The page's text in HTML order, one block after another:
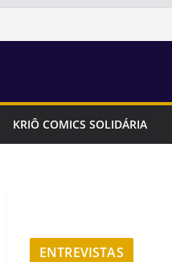
KRIÔ COMICS SOLIDÁRIA
ENTREVISTAS